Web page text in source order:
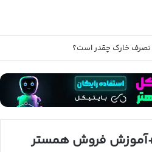
تصرف خارک چقدر است؟
فروش همستر